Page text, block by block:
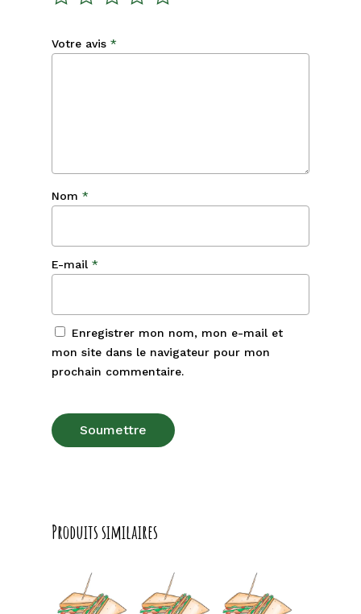
Votre avis *
Nom *
E-mail *
Enregistrer mon nom, mon e-mail et
mon site dans le navigateur pour mon
prochain commentaire.
Produits similaires